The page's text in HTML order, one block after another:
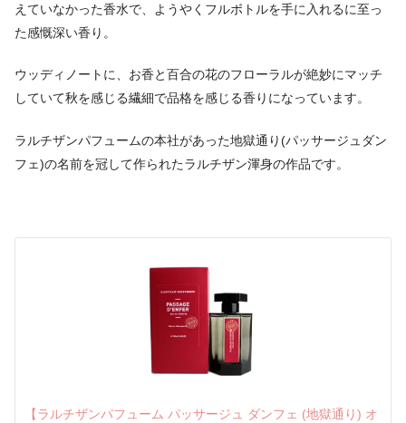
えていなかった香水で、ようやくフルボトルを手に入れるに至っ
た感慨深い香り。
ウッディノートに、お香と百合の花のフローラルが絶妙にマッチ
していて秋を感じる繊細で品格を感じる香りになっています。
ラルチザンパフュームの本社があった地獄通り(パッサージュダン
フェ)の名前を冠して作られたラルチザン渾身の作品です。
【ラルチザンパフューム パッサージュ ダンフェ (地獄通り) オ